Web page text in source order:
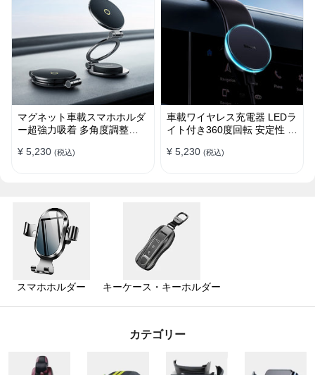
マグネット車載スマホホルダ
ー超強力吸着 多角度調整
ー 折りたたみ式 片手操作 安
¥ 5,230 (税込)
車載ワイヤレス充電器 LEDラ
イト付き360度回転 安定性 粘
し口式兼用 片手操作 置くだ
¥ 5,230 (税込)
スマホホルダー キーケース・キーホルダー
カテゴリー